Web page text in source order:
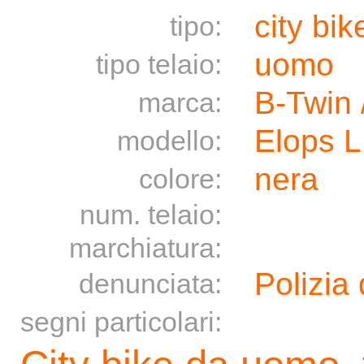
tipo: city
tipo telaio: uomo
marca: B-Twin
modello: Elops
colore: nera
num. telaio:
marchiatura:
denunciata:
Polizia
segni particolari: